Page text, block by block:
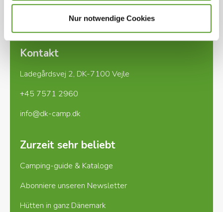
Nur notwendige Cookies
Kontakt
Ladegårdsvej 2, DK-7100 Vejle
+45 7571 2960
info@dk-camp.dk
Zurzeit sehr beliebt
Camping-guide & Kataloge
Abonniere unseren Newsletter
Hütten in ganz Dänemark